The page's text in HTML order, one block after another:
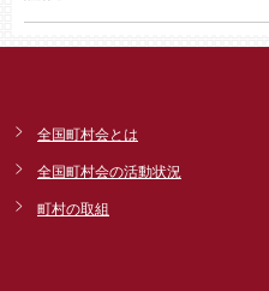
全国町村会とは
全国町村会の活動状況
町村の取組